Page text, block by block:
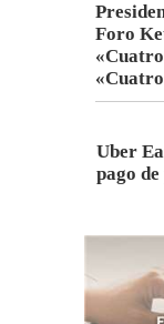
Foro
Uber
pago